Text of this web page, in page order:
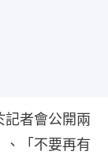
記者會公開兩
、「不要再有